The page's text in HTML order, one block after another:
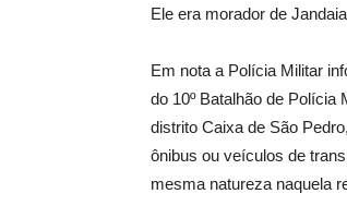
Ele era morador de
Em nota a Polícia Militar
do 10º Batalhão de Polícia
distrito Caixa de São
ônibus ou veículos de
mesma natureza naquela